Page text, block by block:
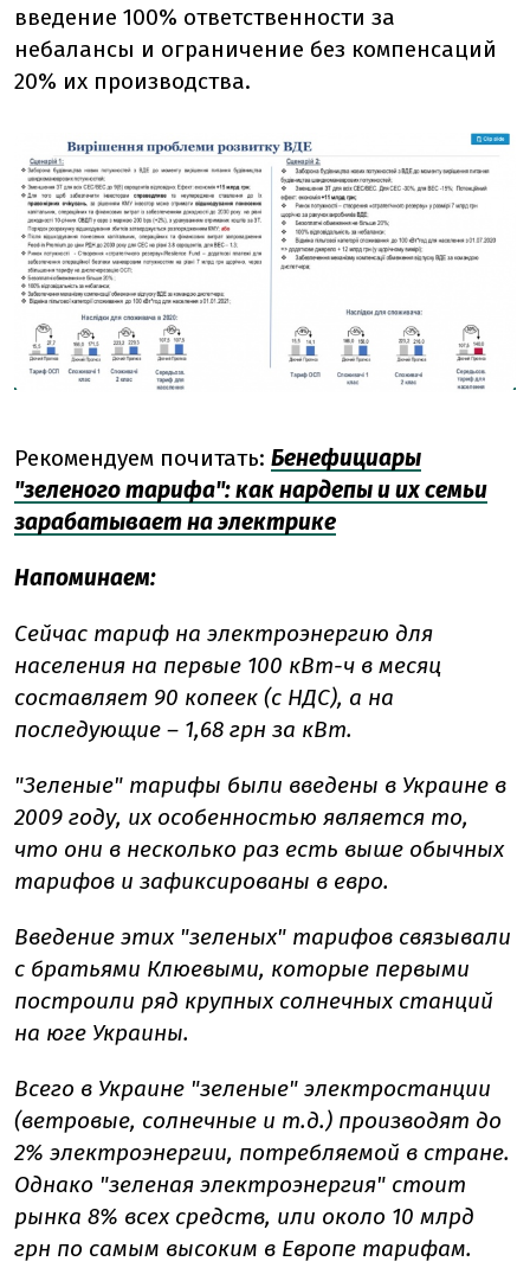
введение 100% ответственности за
небалансы и ограничение без компенсаций
20% их производства.
Рекомендуем почитать: Бенефициары
"зеленого тарифа": как нардепы и их семьи
зарабатывает на электрике
Напоминаем:
Сейчас тариф на электроэнергию для
населения на первые 100 кВт-ч в месяц
составляет 90 копеек (с НДС), а на
последующие – 1,68 грн за кВт.
"Зеленые" тарифы были введены в Украине в
2009 году, их особенностью является то,
что они в несколько раз есть выше обычных
тарифов и зафиксированы в евро.
Введение этих "зеленых" тарифов связывали
с братьями Клюевыми, которые первыми
построили ряд крупных солнечных станций
на юге Украины.
Всего в Украине "зеленые" электростанции
(ветровые, солнечные и т.д.) производят до
2% электроэнергии, потребляемой в стране.
Однако "зеленая электроэнергия" стоит
рынка 8% всех средств, или около 10 млрд
грн по самым высоким в Европе тарифам.